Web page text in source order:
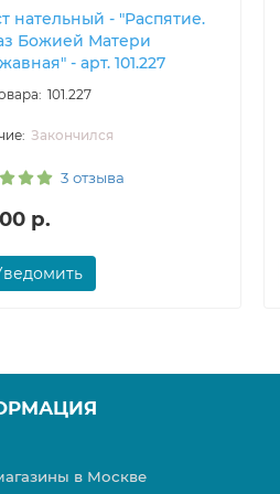
нательный - "Распятие.
Божией Матери
- арт. 101.227
101.227
Закончился
3 отзыва
р.
в Москве